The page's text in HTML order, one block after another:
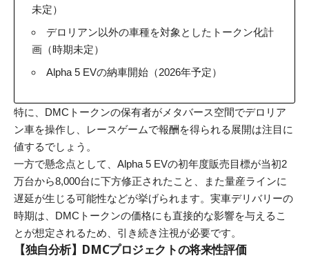
未定）
デロリアン以外の車種を対象としたトークン化計
画（時期未定）
Alpha 5 EVの納車開始（2026年予定）
特に、DMCトークンの保有者がメタバース空間でデロリア
ン車を操作し、レースゲームで報酬を得られる展開は注目に
値するでしょう。
一方で懸念点として、Alpha 5 EVの初年度販売目標が当初2
万台から8,000台に下方修正されたこと、また量産ラインに
遅延が生じる可能性などが挙げられます。実車デリバリーの
時期は、DMCトークンの価格にも直接的な影響を与えるこ
とが想定されるため、引き続き注視が必要です。
【独自分析】DMCプロジェクトの将来性評価